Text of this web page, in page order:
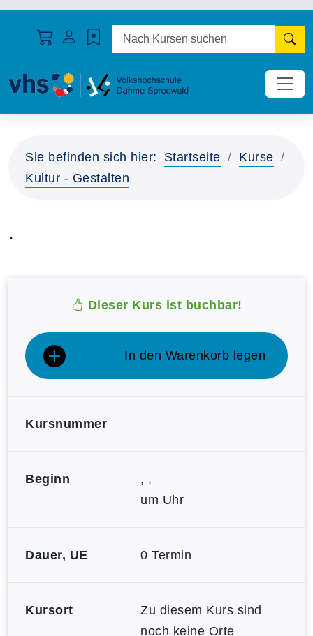
Sie befinden sich hier: Startseite
Kurse
Kultur - Gestalten
.
Dieser Kurs ist buchbar!
In den Warenkorb legen
Kursnummer
Beginn
, ,
um Uhr
Dauer, UE 0 Termin
Kursort
Zu diesem Kurs sind
noch keine Orte